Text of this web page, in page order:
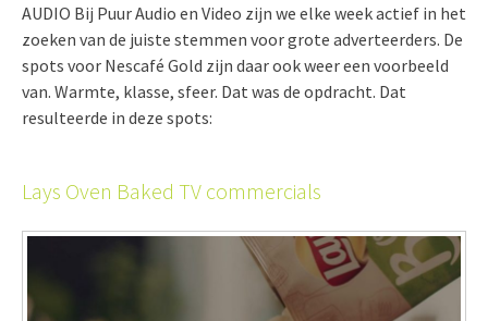
AUDIO Bij Puur Audio en Video zijn we elke week actief in het
zoeken van de juiste stemmen voor grote adverteerders. De
spots voor Nescafé Gold zijn daar ook weer een voorbeeld
van. Warmte, klasse, sfeer. Dat was de opdracht. Dat
resulteerde in deze spots:
Lays Oven Baked TV commercials